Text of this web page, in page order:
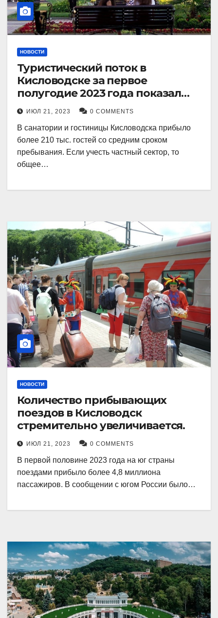
НОВОСТИ
Туристический поток в
Кисловодске за первое
полугодие 2023 года показал
рекордный рост в 21 процент.
ИЮЛ 21, 2023 0 COMMENTS
В санатории и гостиницы Кисловодска прибыло
более 210 тыс. гостей со средним сроком
пребывания. Если учесть частный сектор, то
общее…
НОВОСТИ
Количество прибывающих
поездов в Кисловодск
стремительно увеличивается.
ИЮЛ 21, 2023 0 COMMENTS
В первой половине 2023 года на юг страны
поездами прибыло более 4,8 миллиона
пассажиров. В сообщении с югом России было…